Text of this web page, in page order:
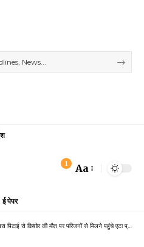
ई पेपर
1
Font
Aa
से किशोर की मौत पर परिजनों से मिलने पहुंचे एटा प्रभारी मंत्री, परिजनों ने उठाए पुलिस की निष्पक्षता पर सवाल,